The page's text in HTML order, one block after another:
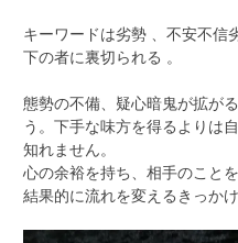
キーワードは劣勢 、不安不信
下の者に裏切られる 。
態勢の不備、疑心暗鬼が拡が
う。下手な味方を得るよりは
知れません。
心の余裕を持ち、相手のこと
結果的に流れを変えるきっか